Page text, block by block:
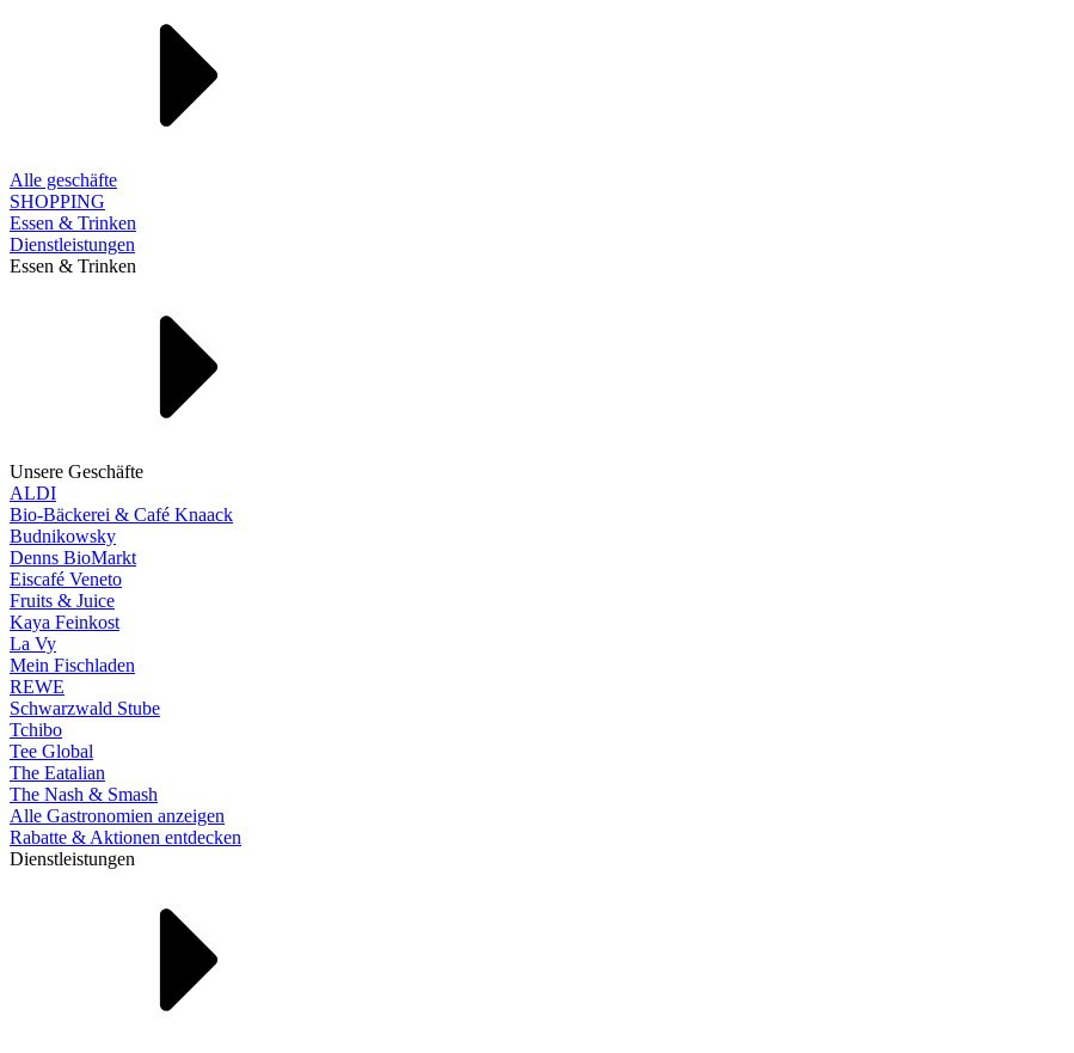
Alle geschäfte
SHOPPING
Essen & Trinken
Dienstleistungen
Essen & Trinken
Unsere Geschäfte
ALDI
Bio-Bäckerei & Café Knaack
Budnikowsky
Denns BioMarkt
Eiscafé Veneto
Fruits & Juice
Kaya Feinkost
La Vy
Mein Fischladen
REWE
Schwarzwald Stube
Tchibo
Tee Global
The Eatalian
The Nash & Smash
Alle Gastronomien anzeigen
Rabatte & Aktionen entdecken
Dienstleistungen